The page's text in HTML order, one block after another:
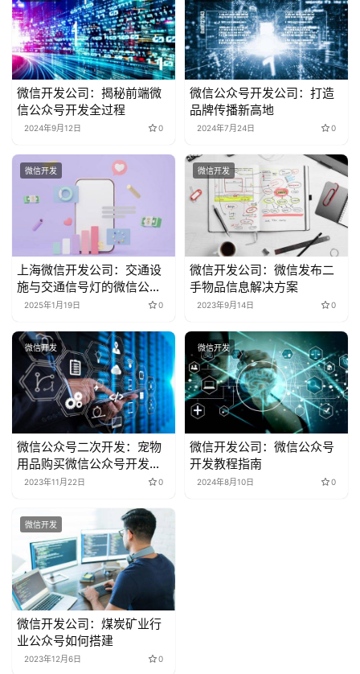
微信开发公司：揭秘前端微
信公众号开发全过程
2024年9月12日 0
微信公众号开发公司：打造
品牌传播新高地
2024年7月24日 0
微信开发
上海微信开发公司：交通设
施与交通信号灯的微信公众
号指南
2025年1月19日 0
微信开发
微信开发公司：微信发布二
手物品信息解决方案
2023年9月14日 0
微信开发
微信公众号二次开发：宠物
用品购买微信公众号开发解
决方案
2023年11月22日 0
微信开发
微信开发公司：微信公众号
开发教程指南
2024年8月10日 0
微信开发
微信开发公司：煤炭矿业行
业公众号如何搭建
2023年12月6日 0